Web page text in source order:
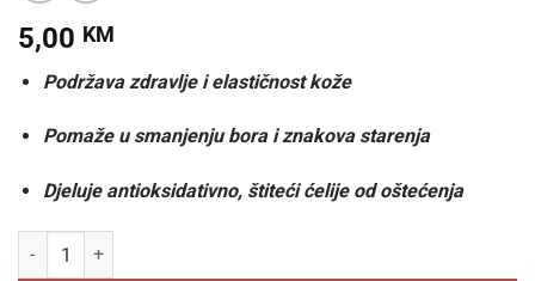
5,00 KM
Podržava zdravlje i elastičnost kože
Pomaže u smanjenju bora i znakova starenja
Djeluje antioksidativno, štiteći ćelije od oštećenja
ROK 11/26 SAGAS Rc 21 Collagen CitriSlim 1x50ml bočica, Za